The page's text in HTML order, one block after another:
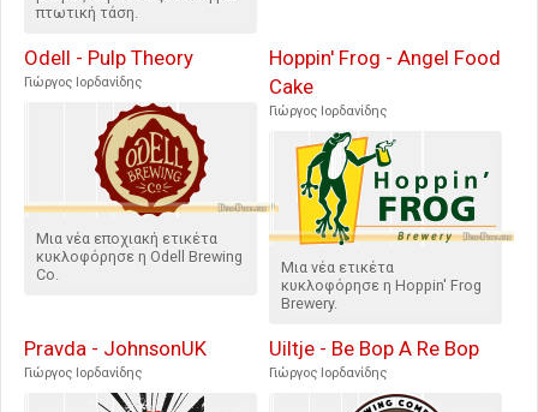
πτωτική τάση.
Odell - Pulp Theory
Γιώργος Ιορδανίδης
Μια νέα εποχιακή ετικέτα
κυκλοφόρησε η Odell Brewing
Co.
Hoppin' Frog - Angel Food
Cake
Γιώργος Ιορδανίδης
Μια νέα ετικέτα
κυκλοφόρησε η Hoppin' Frog
Brewery.
Pravda - JohnsonUK
Γιώργος Ιορδανίδης
Uiltje - Be Bop A Re Bop
Γιώργος Ιορδανίδης